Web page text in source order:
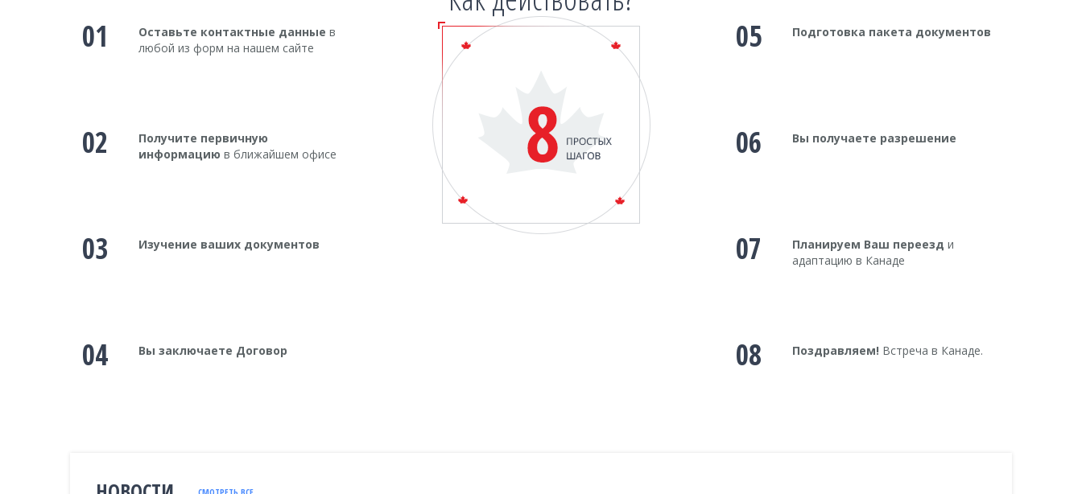
01 Оставьте контактные данные в
любой из форм на нашем сайте
02
Получите первичную
информацию в ближайшем офисе
03 Изучение ваших документов
04 Вы заключаете Договор
05 Подготовка пакета документов
06 Вы получаете разрешение
07 Планируем Ваш переезд и
адаптацию в Канаде
08 Поздравляем! Встреча в Канаде.
СМОТРЕТЬ ВСЕ